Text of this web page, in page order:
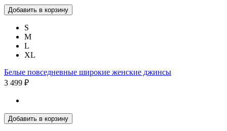
Добавить в корзину
S
M
L
XL
Белые повседневные широкие женские джинсы
3 499 ₽
Добавить в корзину